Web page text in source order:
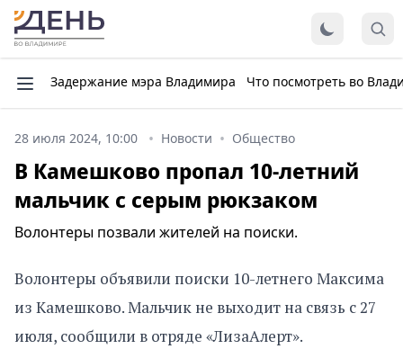
Задержание мэра Владимира Что посмотреть во
28 июля 2024, 10:00 Новости Общество
В Камешково пропал 10-летний
мальчик с серым рюкзаком
Волонтеры позвали жителей на поиски.
Волонтеры объявили поиски 10-летнего Максима
из Камешково. Мальчик не выходит на связь с 27
июля, сообщили в отряде «ЛизаАлерт».